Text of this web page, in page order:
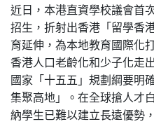
近日，本港直資學校議會首
招生，折射出香港「留學香
育延伸，為本地教育國際化
香港人口老齡化和少子化走
國家「十五五」規劃綱要明
集聚高地」。在全球搶人才
納學生已難以建立長遠優勢